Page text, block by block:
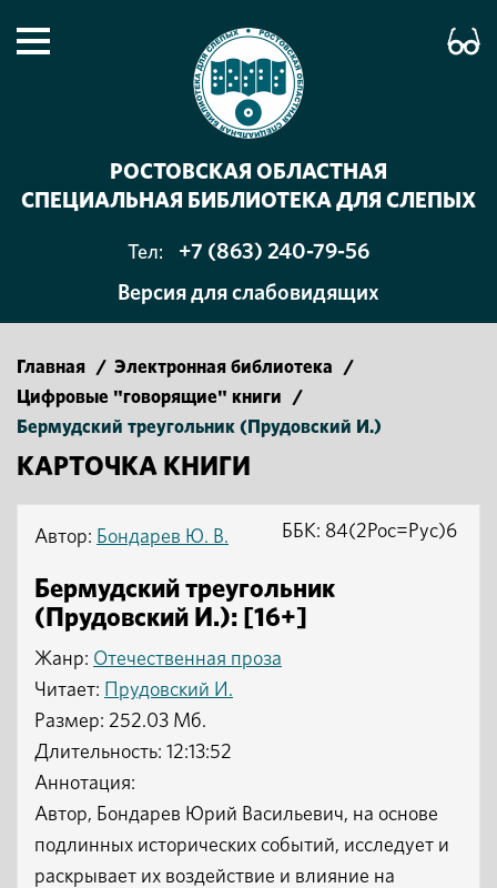
РОСТОВСКАЯ ОБЛАСТНАЯ
СПЕЦИАЛЬНАЯ БИБЛИОТЕКА ДЛЯ СЛЕПЫХ
Тел:
+7 (863) 240-79-56
Версия для слабовидящих
Главная / Электронная библиотека
/
Цифровые "говорящие" книги
/
Бермудский треугольник (Прудовский И.)
КАРТОЧКА КНИГИ
Автор: Бондарев Ю. В.
Бермудский треугольник
(Прудовский И.): [16+]
Жанр: Отечественная проза
Читает: Прудовский И.
ББК: 84(2Рос=Рус)6
Размер: 252.03 Мб.
Длительность: 12:13:52
Аннотация:
Автор, Бондарев Юрий Васильевич, на основе
подлинных исторических событий, исследует и
раскрывает их воздействие и влияние на